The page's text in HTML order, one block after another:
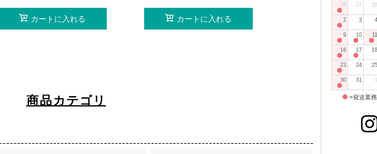
カートに入れる カートに入れる カートに入れる
商品カテゴリ
26
27 28
2 3 4
9 10 11
16 17 18
23 24 25
30 31 1
=発送業